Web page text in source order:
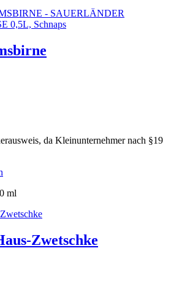
da Kleinunternehmer nach §19
ml
Zwetschke